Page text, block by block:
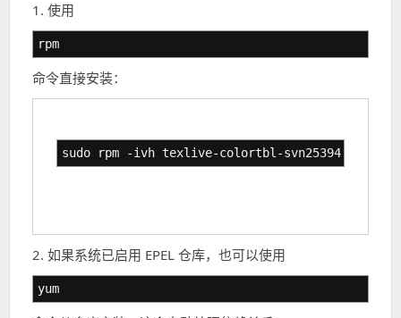
1. 使用
rpm
命令直接安装：
sudo rpm -ivh texlive-colortbl-svn25394.v1.0a-
2. 如果系统已启用 EPEL 仓库，也可以使用
yum